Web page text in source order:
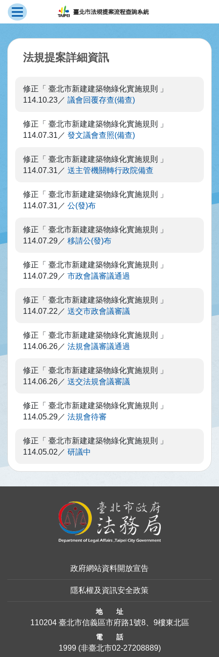
跳到主要內容
展開選單
法規提案詳細資訊
修正「 臺北市新建建築物綠化實施規則 」
114.10.23
議會回覆存查(備查)
修正「 臺北市新建建築物綠化實施規則 」
114.07.31
發文議會查照(備查)
修正「 臺北市新建建築物綠化實施規則 」
114.07.31
送主管機關轉行政院備查
修正「 臺北市新建建築物綠化實施規則 」
114.07.31
公(發)布
修正「 臺北市新建建築物綠化實施規則 」
114.07.29
移請公(發)布
修正「 臺北市新建建築物綠化實施規則 」
114.07.29
市政會議審議通過
修正「 臺北市新建建築物綠化實施規則 」
114.07.22
送交市政會議審議
修正「 臺北市新建建築物綠化實施規則 」
114.06.26
法規會議審議通過
修正「 臺北市新建建築物綠化實施規則 」
114.06.26
送交法規會議審議
修正「 臺北市新建建築物綠化實施規則 」
114.05.29
法規會待審
修正「 臺北市新建建築物綠化實施規則 」
114.05.02
研議中
政府網站資料開放宣告
隱私權及資訊安全政策
地 址
110204 臺北市信義區市府路1號8、9樓東北區
電 話
1999 (非臺北市02-27208889)